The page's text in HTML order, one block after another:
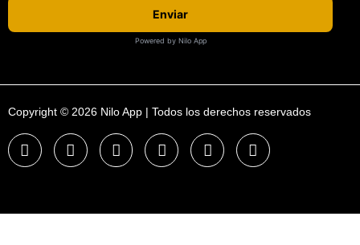
Enviar
Powered by Nilo App
Copyright © 2026 Nilo App | Todos los derechos reservados